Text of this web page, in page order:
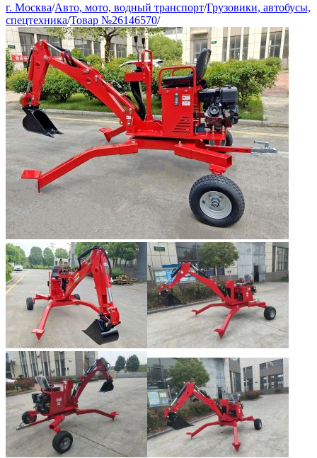
г. Москва/Авто, мото, водный транспорт/Грузовики, автобусы,
спецтехника/Товар №26146570/